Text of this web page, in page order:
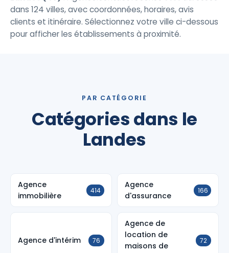
dans 124 villes, avec coordonnées, horaires, avis
clients et itinéraire. Sélectionnez votre ville ci-dessous
pour afficher les établissements à proximité.
PAR CATÉGORIE
Catégories dans le
Landes
Agence
immobilière
414
Agence
d'assurance
166
Agence d'intérim 76
Agence de
location de
maisons de
72